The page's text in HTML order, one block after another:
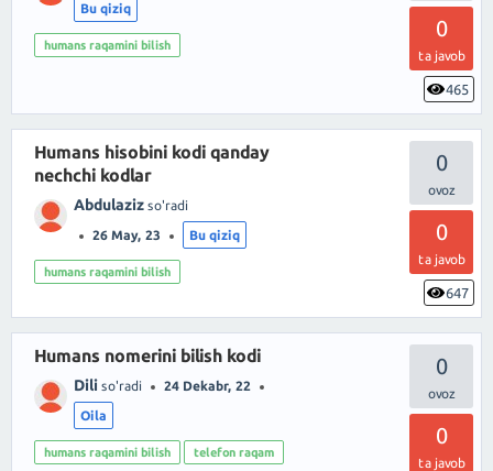
0
ta javob
465
Bu qiziq
humans raqamini bilish
0
0
ta javob
647
Humans hisobini kodi qanday
nechchi kodlar
Abdulaziz so'radi
26 May, 23 Bu qiziq
humans raqamini bilish
0
0
ta javob
Humans nomerini bilish kodi
Dili so'radi 24 Dekabr, 22
Oila
humans raqamini bilish telefon raqam